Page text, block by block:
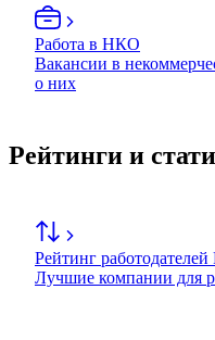
Работа в НКО
Вакансии в
о них
Рейтинги и
Рейтинг работодателей
Лучшие компании для